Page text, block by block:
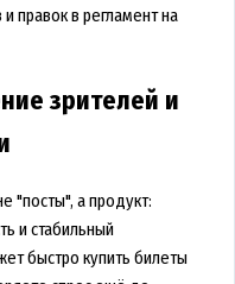
правок в регламент на
зрителей и
"посты", а продукт:
и стабильный
быстро купить билеты